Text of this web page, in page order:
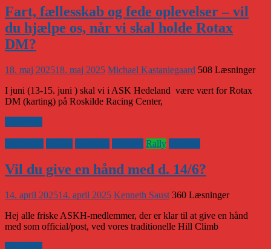
Fart, fællesskab og fede oplevelser – vil
du hjælpe os, når vi skal holde Rotax
DM?
18. maj 202518. maj 2025 Michael Kastaniegaard 508 Læsninger
I juni (13-15. juni ) skal vi i ASK Hedeland være vært for Rotax
DM (karting) på Roskilde Racing Center,
Rally
Vil du give en hånd med d. 14/6?
14. april 202514. april 2025 Kenneth Saust 360 Læsninger
Hej alle friske ASKH-medlemmer, der er klar til at give en hånd
med som official/post, ved vores traditionelle Hill Climb